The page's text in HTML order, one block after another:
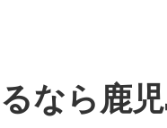
なら鹿